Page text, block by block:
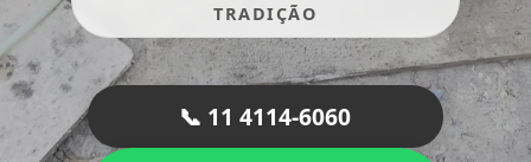
TRADIÇÃO
📞 11 4114-6060